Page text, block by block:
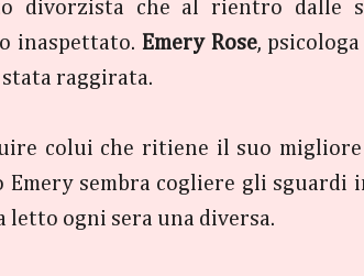
divorzista che al rientro dalle
inaspettato. Emery Rose,
raggirata.
colui che ritiene il suo
sembra cogliere gli
letto ogni sera una diversa.